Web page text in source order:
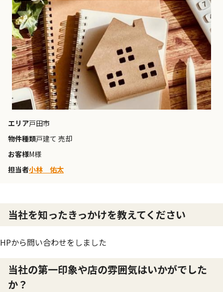
エリア戸田市
物件種類戸建て 売却
お客様M様
担当者小林 佑太
当社を知ったきっかけを教えてください
HPから問い合わせをしました
当社の第一印象や店の雰囲気はいかがでした
か？